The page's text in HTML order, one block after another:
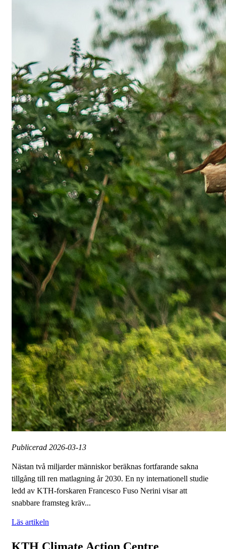
Publicerad 2026-03-13
Nästan två miljarder människor beräknas fortfarande sakna
tillgång till ren matlagning år 2030. En ny internationell studie
ledd av KTH-forskaren Francesco Fuso Nerini visar att
snabbare framsteg kräv...
Läs artikeln
KTH Climate Action Centre